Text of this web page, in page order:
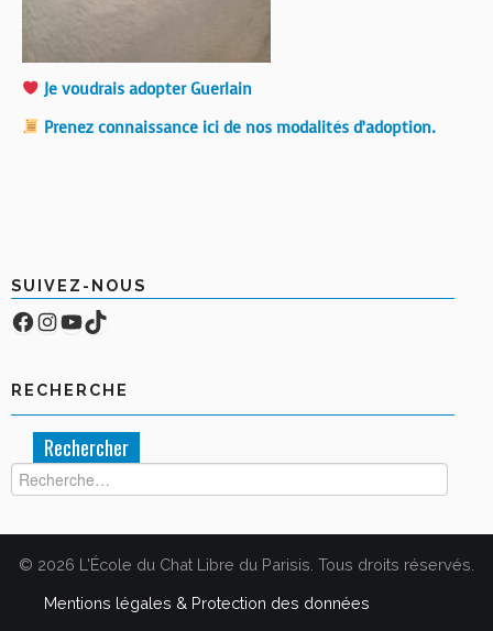
Je voudrais adopter Guerlain
Prenez connaissance ici de nos modalités d’adoption.
SUIVEZ-NOUS
Facebook
Compte Instagram
YouTube
TikTok
RECHERCHE
Rechercher :
© 2026 L'École du Chat Libre du Parisis. Tous droits réservés.
Mentions légales & Protection des données